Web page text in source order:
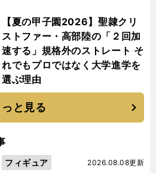
【夏の甲子園2026】聖隷クリ
ストファー・高部陸の「２回加
速する」規格外のストレート そ
れでもプロではなく大学進学を
選ぶ理由
っと見る
2026.08.08更新
フィギュア